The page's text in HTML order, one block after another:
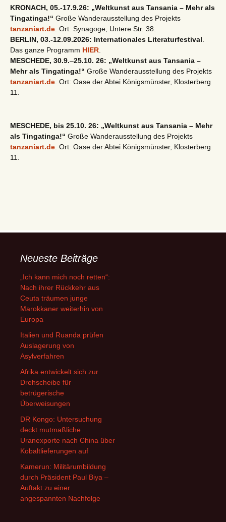
KRONACH, 05.-17.9.26: „Weltkunst aus Tansania – Mehr als
Tingatinga!“ Große Wanderausstellung des Projekts
tanzaniart.de . Ort: Synagoge, Untere Str. 38.
BERLIN, 03.-12.09.2026: Internationales Literaturfestival
Das ganze Programm HIER
MESCHEDE, 30.9.–25.10. 26: „Weltkunst aus Tansania –
Mehr als Tingatinga!“ Große Wanderausstellung des Projekts
tanzaniart.de . Ort: Oase der Abtei Königsmünster, Klosterberg
11.
MESCHEDE, bis 25.10. 26: „Weltkunst aus Tansania – Mehr
als Tingatinga!“ Große Wanderausstellung des Projekts
tanzaniart.de . Ort: Oase der Abtei Königsmünster, Klosterberg
11.
Neueste Beiträge
„Ich kann mich noch retten“:
Nach ihrer Rückkehr aus
Ceuta träumen junge
Marokkaner weiterhin von
Europa
Italien und Ruanda prüfen
Auslagerung von
Asylverfahren
Afrika entwickelt sich zur
Drehscheibe für
betrügerische
Überweisungen
DR Kongo: Untersuchung
deckt mutmaßliche
Uranexporte nach China über
Kobaltlieferungen auf
Kamerun: Militärumbildung
durch Präsident Paul Biya –
Auftakt zu einer
angespannten Nachfolge